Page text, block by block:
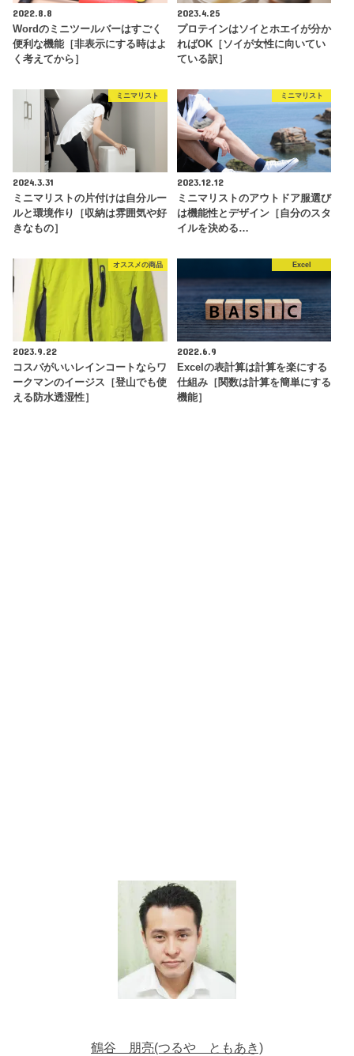
2022.8.8
Wordのミニツールバーはすごく
便利な機能［非表示にする時はよ
く考えてから］
2023.4.25
プロテインはソイとホエイが分か
ればOK［ソイが女性に向いてい
ている訳］
ミニマリスト
2024.3.31
ミニマリストの片付けは自分ルー
ルと環境作り［収納は雰囲気や好
きなもの］
ミニマリスト
2023.12.12
ミニマリストのアウトドア服選び
は機能性とデザイン［自分のスタ
イルを決める…
オススメの商品
2023.9.22
コスパがいいレインコートならワ
ークマンのイージス［登山でも使
える防水透湿性］
Excel
2022.6.9
Excelの表計算は計算を楽にする
仕組み［関数は計算を簡単にする
機能］
鶴谷 朋亮(つるや ともあき)